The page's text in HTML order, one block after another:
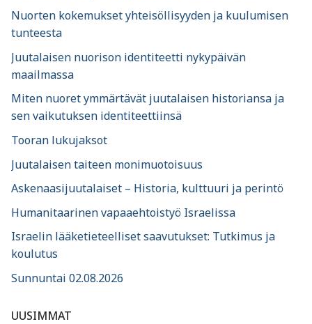
Nuorten kokemukset yhteisöllisyyden ja kuulumisen
tunteesta
Juutalaisen nuorison identiteetti nykypäivän
maailmassa
Miten nuoret ymmärtävät juutalaisen historiansa ja
sen vaikutuksen identiteettiinsä
Tooran lukujaksot
Juutalaisen taiteen monimuotoisuus
Askenaasijuutalaiset – Historia, kulttuuri ja perintö
Humanitaarinen vapaaehtoistyö Israelissa
Israelin lääketieteelliset saavutukset: Tutkimus ja
koulutus
Sunnuntai 02.08.2026
UUSIMMAT